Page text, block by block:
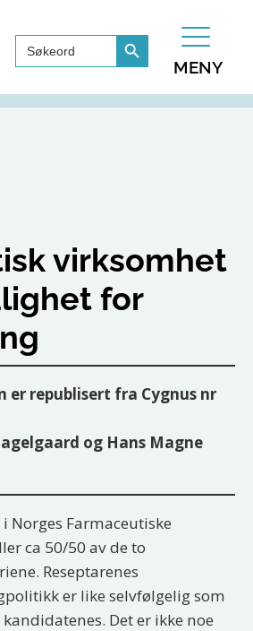
Search
for:
Search Button
MENY
virksomhet
for
er republisert fra Cygnus nr
og Hans Magne
Norges Farmaceutiske
ca 50/50 av de to
Reseptarenes
er like selvfølgelig som
Det er ikke noe